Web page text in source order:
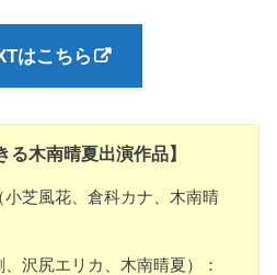
はこちら
る木南晴夏出演作品】
小芝風花、倉科カナ、木南晴
、沢尻エリカ、木南晴夏）：